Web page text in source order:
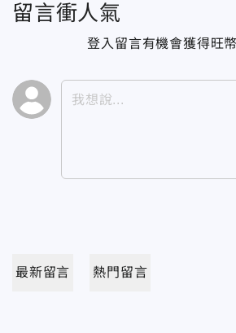
留言衝人氣
登入留言有機會獲得旺幣
最新留言 熱門留言